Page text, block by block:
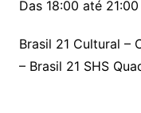
Das 18:00 até
Brasil 21 Cultural –
– Brasil 21 SHS